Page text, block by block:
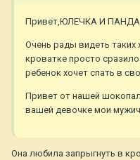
Привет,ЮЛЕЧКА И
Очень рады видеть
кроватке просто
ребенок хочет спать в
Привет от нашей
вашей девочке мои
Она любила запрыгнуть в